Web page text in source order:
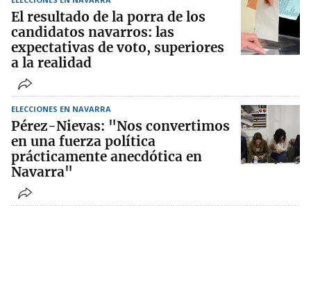
El resultado de la porra de los
candidatos navarros: las
expectativas de voto, superiores
a la realidad
ELECCIONES EN NAVARRA
Pérez-Nievas: "Nos convertimos
en una fuerza política
prácticamente anecdótica en
Navarra"